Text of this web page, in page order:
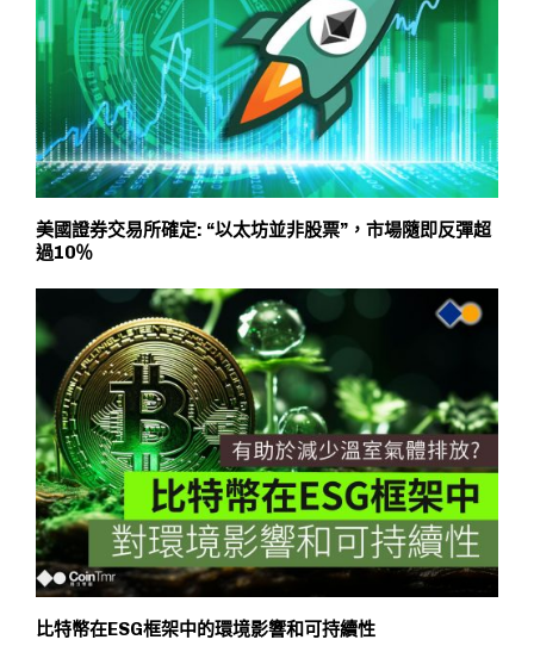
美國證券交易所確定: “以太坊並非股票”，市場隨即反彈超
過10％
比特幣在ESG框架中的環境影響和可持續性